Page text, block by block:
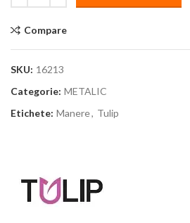
Compare
SKU: 16213
Categorie: METALIC
Etichete: Manere, Tulip